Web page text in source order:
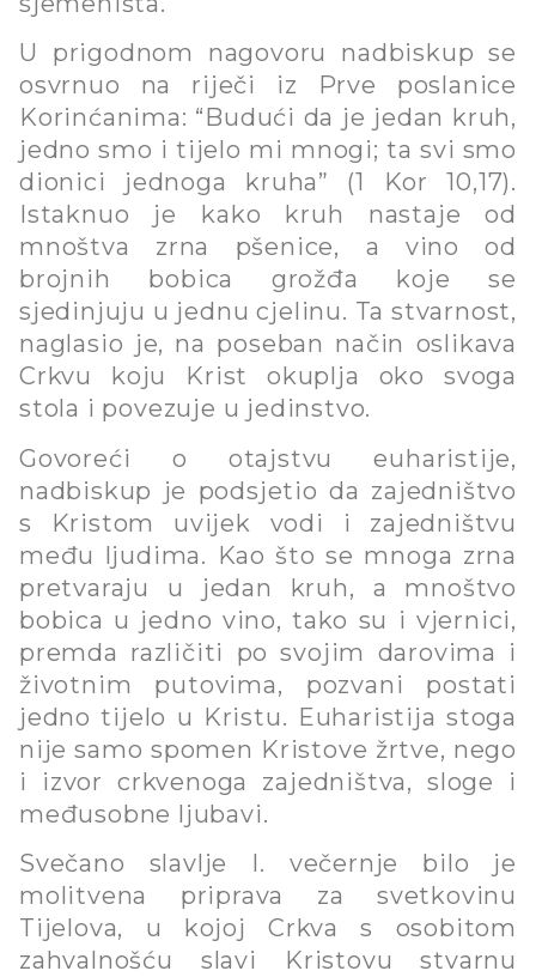
U prigodnom nagovoru nadbiskup se
osvrnuo na riječi iz Prve poslanice
Korinćanima: “Budući da je jedan kruh,
jedno smo i tijelo mi mnogi; ta svi smo
dionici jednoga kruha” (1 Kor 10,17).
Istaknuo je kako kruh nastaje od
mnoštva zrna pšenice, a vino od
brojnih bobica grožđa koje se
sjedinjuju u jednu cjelinu. Ta stvarnost,
naglasio je, na poseban način oslikava
Crkvu koju Krist okuplja oko svoga
stola i povezuje u jedinstvo.
Govoreći o otajstvu euharistije,
nadbiskup je podsjetio da zajedništvo
s Kristom uvijek vodi i zajedništvu
među ljudima. Kao što se mnoga zrna
pretvaraju u jedan kruh, a mnoštvo
bobica u jedno vino, tako su i vjernici,
premda različiti po svojim darovima i
životnim putovima, pozvani postati
jedno tijelo u Kristu. Euharistija stoga
nije samo spomen Kristove žrtve, nego
i izvor crkvenoga zajedništva, sloge i
međusobne ljubavi.
Svečano slavlje I. večernje bilo je
molitvena priprava za svetkovinu
Tijelova, u kojoj Crkva s osobitom
zahvalnošću slavi Kristovu stvarnu